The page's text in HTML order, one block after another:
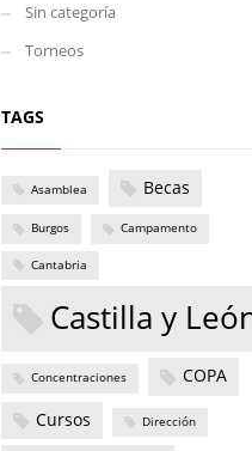
Sin categoría
Torneos
TAGS
Asamblea Becas
Burgos Campamento
Cantabria
Castilla y
Concentraciones COPA
Cursos Dirección